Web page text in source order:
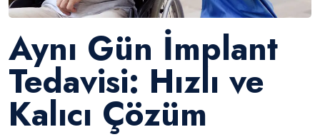
Aynı Gün İmplant
Tedavisi: Hızlı ve
Kalıcı Çözüm